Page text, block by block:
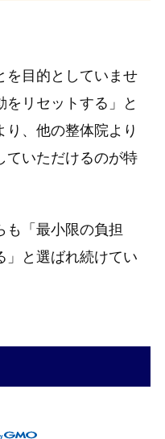
を目的としていませ
リセットする」と
、他の整体院より
ていただけるのが特
も「最小限の負担
」と選ばれ続けてい